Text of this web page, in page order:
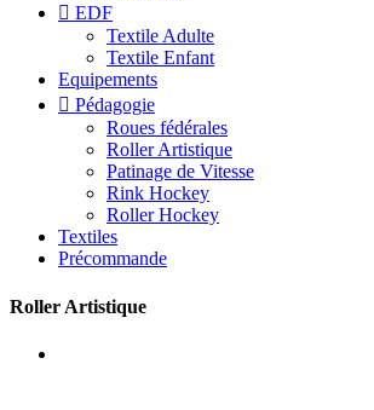
 EDF
Textile Adulte
Textile Enfant
Equipements
 Pédagogie
Roues fédérales
Roller Artistique
Patinage de Vitesse
Rink Hockey
Roller Hockey
Textiles
Précommande
Roller Artistique